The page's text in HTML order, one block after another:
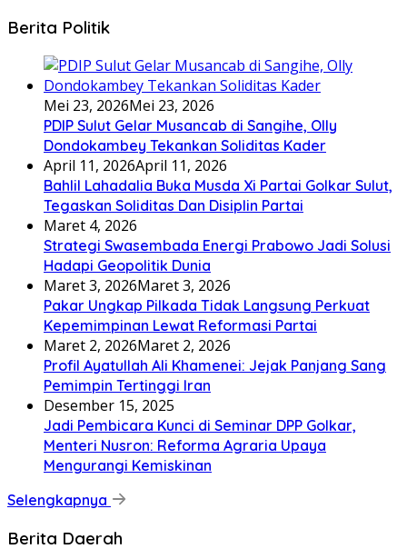
Berita Politik
Mei 23, 2026Mei 23, 2026
PDIP Sulut Gelar Musancab di Sangihe, Olly
Dondokambey Tekankan Soliditas Kader
April 11, 2026April 11, 2026
Bahlil Lahadalia Buka Musda Xi Partai Golkar Sulut,
Tegaskan Soliditas Dan Disiplin Partai
Maret 4, 2026
Strategi Swasembada Energi Prabowo Jadi Solusi
Hadapi Geopolitik Dunia
Maret 3, 2026Maret 3, 2026
Pakar Ungkap Pilkada Tidak Langsung Perkuat
Kepemimpinan Lewat Reformasi Partai
Maret 2, 2026Maret 2, 2026
Profil Ayatullah Ali Khamenei: Jejak Panjang Sang
Pemimpin Tertinggi Iran
Desember 15, 2025
Jadi Pembicara Kunci di Seminar DPP Golkar,
Menteri Nusron: Reforma Agraria Upaya
Mengurangi Kemiskinan
Selengkapnya
Berita Daerah